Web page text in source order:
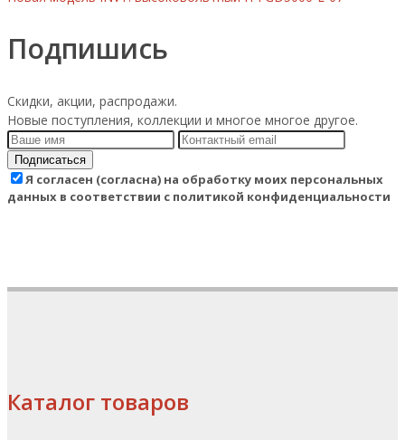
Подпишись
Скидки, акции, распродажи.
Новые поступления, коллекции и многое многое другое.
Подписаться
Я согласен (согласна) на обработку моих персональных
данных в соответствии с политикой конфиденциальности
Каталог товаров